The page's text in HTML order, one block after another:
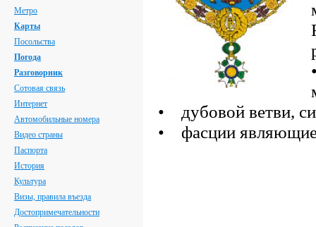
Метро
Карты
Посольства
Погода
Разговорник
Сотовая связь
Интернет
Автомобильные номера
Видео страны
Паспорта
История
Культура
Визы, правила въезда
Достопримечательности
• дубовой ветви,
• фасции